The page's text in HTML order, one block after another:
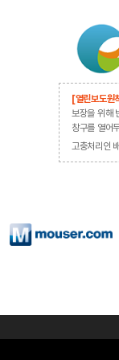
[열린보도원
보장을 위해
창구를 열어
고충처리